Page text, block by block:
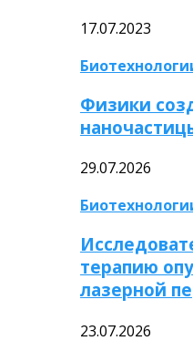
17.07.2023
Физики
29.07.2026
терапию
лазерной
23.07.2026